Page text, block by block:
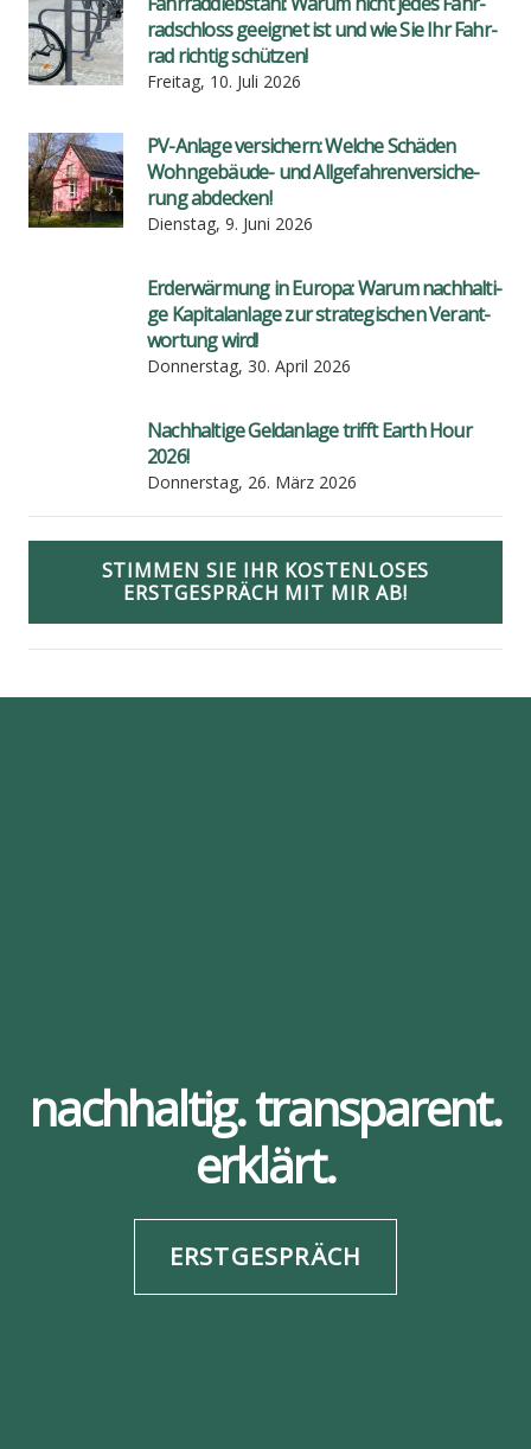
rad­schloss geeig­net ist und wie Sie Ihr Fahr­
rad rich­tig schüt­zen!
Freitag, 10. Juli 2026
PV-Anla­ge ver­si­chern: Wel­che Schä­den
Wohn­ge­bäu­de- und All­ge­fah­ren­ver­si­che­
rung abde­cken!
Dienstag, 9. Juni 2026
Erd­er­wär­mung in Euro­pa: War­um nach­hal­ti­
ge Kapi­tal­an­la­ge zur stra­te­gi­schen Ver­ant­
wor­tung wird!
Donnerstag, 30. April 2026
Nach­hal­ti­ge Geld­an­la­ge trifft Earth Hour
2026!
Donnerstag, 26. März 2026
STIMMEN SIE IHR KOSTENLOSES
ERSTGESPRÄCH MIT MIR AB!
nachhaltig. transparent.
erklärt.
ERSTGESPRÄCH